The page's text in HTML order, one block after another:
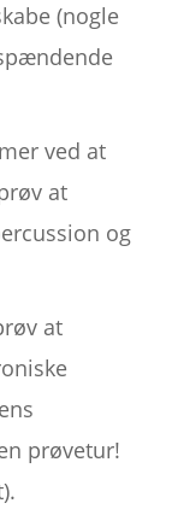
(nogle
ved at
at
og
at
prøvetur!